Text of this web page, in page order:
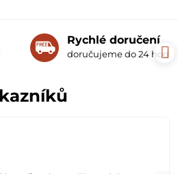
Rychlé doručení
doručujeme do 24 hodin